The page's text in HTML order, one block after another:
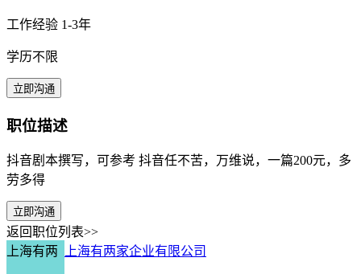
工作经验 1-3年
学历不限
立即沟通
职位描述
抖音剧本撰写，可参考 抖音任不苦，万维说，一篇200元，多
劳多得
立即沟通
返回职位列表>>
上海有两
上海有两家企业有限公司